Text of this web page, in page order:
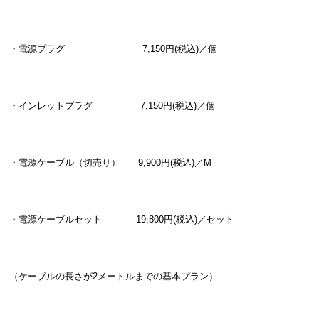
・電源プラグ 7,150円(税込)／個
・インレットプラグ 7,150円(税込)／個
・電源ケーブル（切売り） 9,900円(税込)／M
・電源ケーブルセット 19,800円(税込)／セット
（ケーブルの長さが2メートルまでの基本プラン）